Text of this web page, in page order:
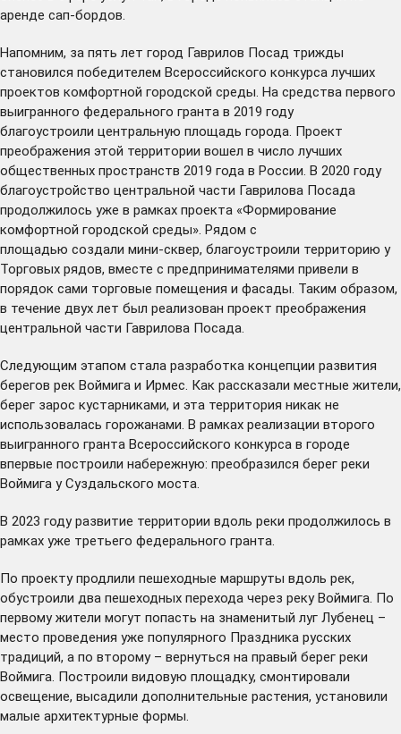
аренде сап-бордов.
Напомним, за пять лет город Гаврилов Посад трижды
становился победителем Всероссийского конкурса лучших
проектов комфортной городской среды. На средства первого
выигранного федерального гранта в 2019 году
благоустроили центральную площадь города . Проект
преображения этой территории вошел в число лучших
общественных пространств 2019 года в России. В 2020 году
благоустройство центральной части Гаврилова Посада
продолжилось уже в рамках проекта «Формирование
комфортной городской среды». Рядом с
площадью создали мини-сквер, благоустроили территорию у
Торговых рядов, вместе с предпринимателями привели в
порядок сами торговые помещения и фасады. Таким образом,
в течение двух лет был реализован проект преображения
центральной части Гаврилова Посада.
Следующим этапом стала разработка концепции развития
берегов рек Воймига и Ирмес. Как рассказали местные жители,
берег зарос кустарниками, и эта территория никак не
использовалась горожанами. В рамках реализации второго
выигранного гранта Всероссийского конкурса в городе
впервые построили набережную: преобразился берег реки
Воймига у Суздальского моста.
В 2023 году развитие территории вдоль реки продолжилось в
рамках уже третьего федерального гранта
По проекту продлили пешеходные маршруты вдоль рек,
обустроили два пешеходных перехода через реку Воймига. По
первому жители могут попасть на знаменитый луг Лубенец –
место проведения уже популярного Праздника русских
традиций, а по второму – вернуться на правый берег реки
Воймига. Построили видовую площадку, смонтировали
освещение, высадили дополнительные растения, установили
малые архитектурные формы.